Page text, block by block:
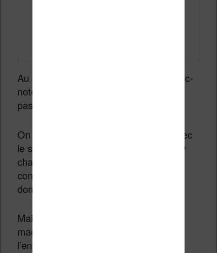
Au niveau des fonctionnalités de ce bloc-
notes, on peut dire que Fujitsu ne s’est
pas foulé !
On nous annonce une compatibilité avec
le seul format PDF ! Inutile de penser y
charger des epub sans passer une
conversion donc, ce qui est assez
dommage.
Mais, il faut se souvenir que c’est une
machine qui est destinée à l’univers de
l’entreprise.